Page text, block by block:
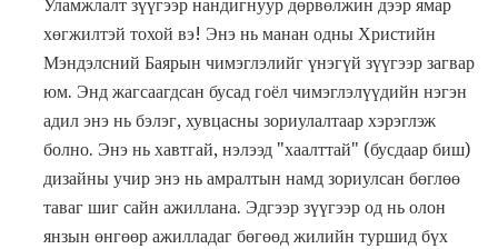
Уламжлалт зүүгээр нандигнуур дөрвөлжин дээр ямар
хөгжилтэй тохой вэ! Энэ нь манан одны Христийн
Мэндэлсний Баярын чимэглэлийг үнэгүй зүүгээр загвар
юм. Энд жагсаагдсан бусад гоёл чимэглэлүүдийн нэгэн
адил энэ нь бэлэг, хувцасны зориулалтаар хэрэглэж
болно. Энэ нь хавтгай, нэлээд "хаалттай" (бусдаар биш)
дизайны учир энэ нь амралтын намд зориулсан бөглөө
таваг шиг сайн ажиллана. Эдгээр зүүгээр од нь олон
янзын өнгөөр ​​ажилладаг бөгөөд жилийн туршид бүх